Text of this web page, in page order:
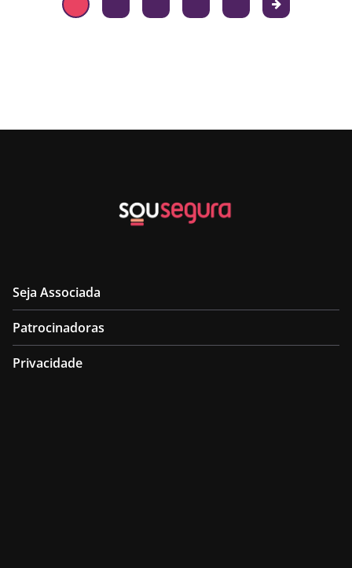
Seja Associada
Patrocinadoras
Privacidade